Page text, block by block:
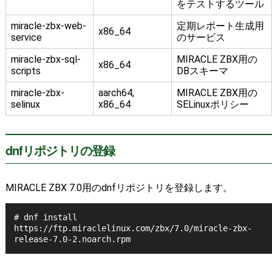
をテストするツール
miracle-zbx-web-
service
x86_64
定期レポート生成用
のサービス
miracle-zbx-sql-
scripts
x86_64
MIRACLE ZBX用の
DBスキーマ
miracle-zbx-
selinux
aarch64,
x86_64
MIRACLE ZBX用の
SELinuxポリシー
dnfリポジトリの登録
MIRACLE ZBX 7.0用のdnfリポジトリを登録します。
# dnf install
https://ftp.miraclelinux.com/zbx/7.0/miracle-zbx-